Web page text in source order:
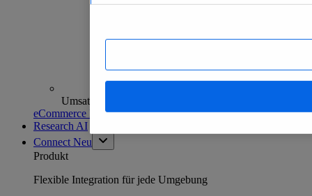
Umsatzanalysen und -prognosen
eCommerce Insights entdecken
Research AI
Connect Neu
Produkt
Flexible Integration für jede Umgebung